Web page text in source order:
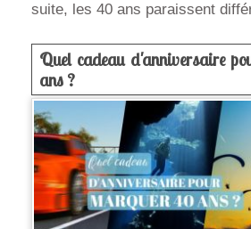
suite, les 40 ans paraissent
Quel cadeau d'anniversaire
ans ?